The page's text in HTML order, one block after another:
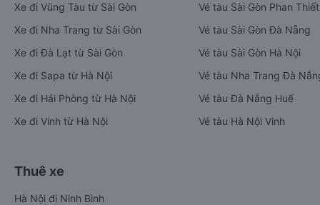
Xe đi Vũng Tàu từ Sài Gòn
Xe đi Nha Trang từ Sài Gòn
Xe đi Đà Lạt từ Sài Gòn
Xe đi Sapa từ Hà Nội
Xe đi Hải Phòng từ Hà Nội
Xe đi Vinh từ Hà Nội
Vé tàu Sài Gòn Phan Thiết
Vé tàu Sài Gòn Đà Nẵng
Vé tàu Sài Gòn Hà Nội
Vé tàu Nha Trang Đà
Vé tàu Đà Nẵng Huế
Vé tàu Hà Nội Vinh
Thuê xe
Hà Nội đi Ninh Bình